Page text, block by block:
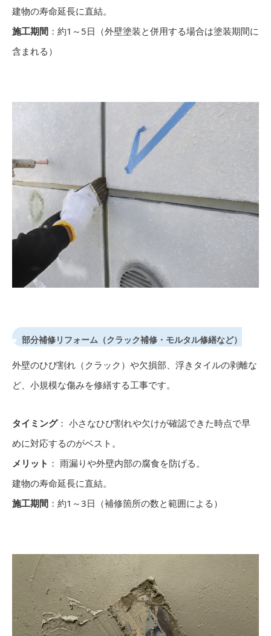
建物の寿命延長に直結。
施工期間 ：約1～5日（外壁塗装と併用する場合は塗装期間に
含まれる）
部分補修リフォーム（クラック補修・モルタル修繕など）
外壁のひび割れ（クラック）や欠損部、浮きタイルの剥離な
ど、小規模な傷みを修繕する工事です。
タイミング： 小さなひび割れや欠けが確認できた時点で早
めに対応するのがベスト。
メリット ： 雨漏りや外壁内部の腐食を防げる。
建物の寿命延長に直結。
施工期間 ：約1～3日（補修箇所の数と範囲による）